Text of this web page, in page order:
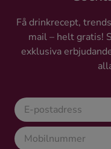
Få drinkrecept,
mail – helt gratis!
exklusiva